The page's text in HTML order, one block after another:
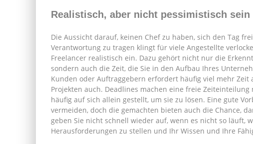
Realistisch, aber nicht pessimistisch sein
Die Aussicht darauf, keinen Chef zu haben, sich den Tag
Verantwortung zu tragen klingt für viele Angestellte
Freelancer realistisch ein. Dazu gehört nicht nur die
sondern auch die Zeit, die Sie in den Aufbau Ihres
Kunden oder Auftraggebern erfordert häufig viel mehr Zeit
Projekten auch. Deadlines machen eine freie
häufig auf sich allein gestellt, um sie zu lösen. Eine gute
vermeiden, doch die gemachten bieten auch die Chance,
geben Sie nicht schnell wieder auf, wenn es nicht so läuft,
Herausforderungen zu stellen und Ihr Wissen und Ihre